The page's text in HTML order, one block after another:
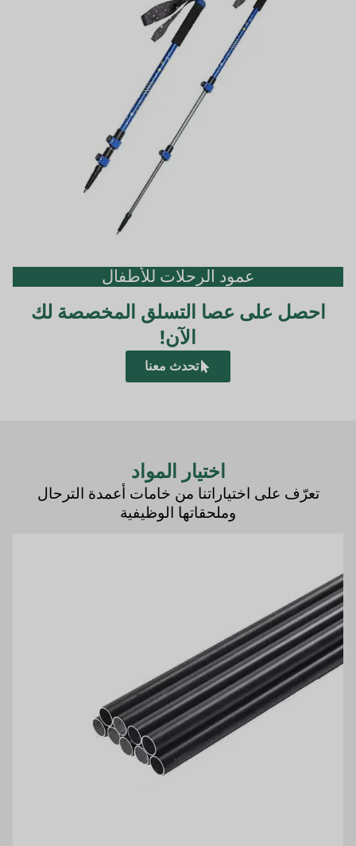
عمود الرحلات للأطفال
احصل على عصا التسلق المخصصة لك
الآن!
تحدث معنا
اختيار المواد
تعرّف على اختياراتنا من خامات أعمدة الترحال
وملحقاتها الوظيفية